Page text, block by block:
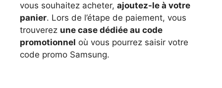
vous souhaitez acheter, ajoutez-le à votre
panier. Lors de l’étape de paiement, vous
trouverez une case dédiée au code
promotionnel où vous pourrez saisir votre
code promo Samsung.